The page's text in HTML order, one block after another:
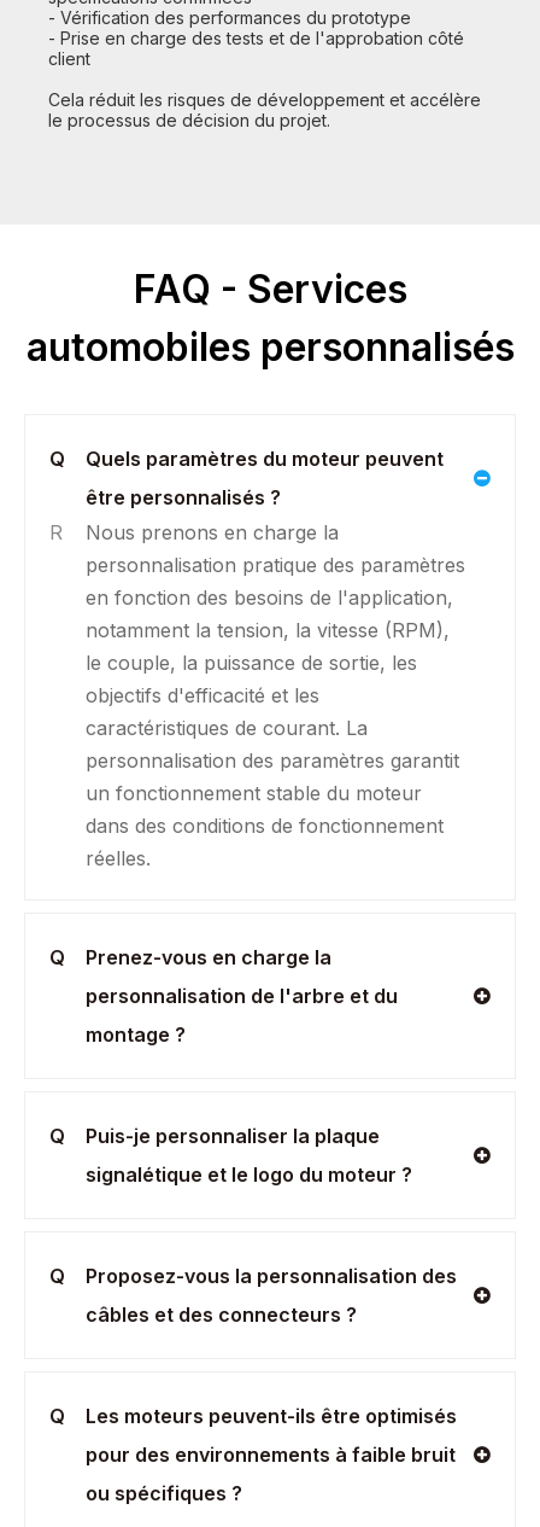
- Vérification des performances du prototype
- Prise en charge des tests et de l'approbation côté
client
Cela réduit les risques de développement et accélère
le processus de décision du projet.
FAQ - Services
automobiles personnalisés
Q
Quels paramètres du moteur peuvent
être personnalisés ?
R
Nous prenons en charge la
personnalisation pratique des paramètres
en fonction des besoins de l'application,
notamment la tension, la vitesse (RPM),
le couple, la puissance de sortie, les
objectifs d'efficacité et les
caractéristiques de courant. La
personnalisation des paramètres garantit
un fonctionnement stable du moteur
dans des conditions de fonctionnement
réelles.
Q
Prenez-vous en charge la
personnalisation de l'arbre et du
montage ?
Q
Puis-je personnaliser la plaque
signalétique et le logo du moteur ?
Q
Proposez-vous la personnalisation des
câbles et des connecteurs ?
Q
Les moteurs peuvent-ils être optimisés
pour des environnements à faible bruit
ou spécifiques ?